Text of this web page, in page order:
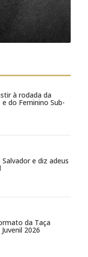
à rodada da
do Feminino Sub-
e diz adeus
da Taça
2026